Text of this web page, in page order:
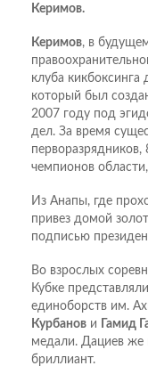
Керимов.
Керимов, в
клуба кикбоксинга
который был
2007 году под
дел. За время
чемпионов
Из Анапы, где
привез домой
подписью
Во взрослых
Кубке
единоборств им.
Курбанов и Гамид
медали. Дациев же
бриллиант.